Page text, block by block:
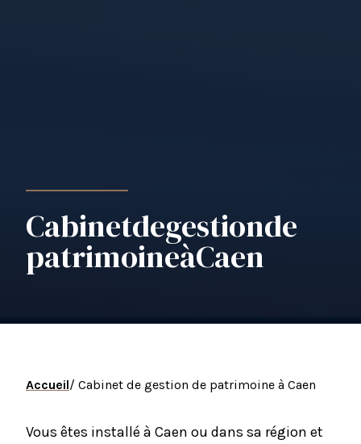
Cabinetdegestionde
patrimoineàCaen
Accueil/ Cabinet de gestion de patrimoine à Caen
Vous êtes installé à Caen ou dans sa région et